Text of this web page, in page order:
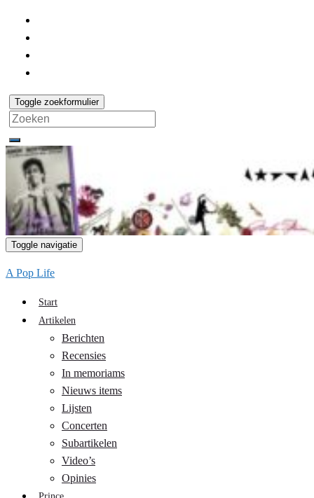
Toggle zoekformulier
Search
for:
Toggle navigatie
A Pop Life
Start
Artikelen
Berichten
Recensies
In memoriams
Nieuws items
Lijsten
Concerten
Subartikelen
Video’s
Opinies